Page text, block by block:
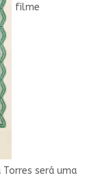
filme
será uma